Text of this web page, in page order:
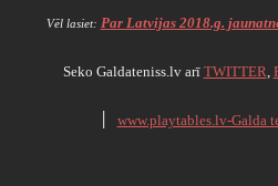
Vēl lasiet: Par Latvijas 2018.g.
Seko Galdateniss.lv arī TWITTER,
www.playtables.lv-Galda